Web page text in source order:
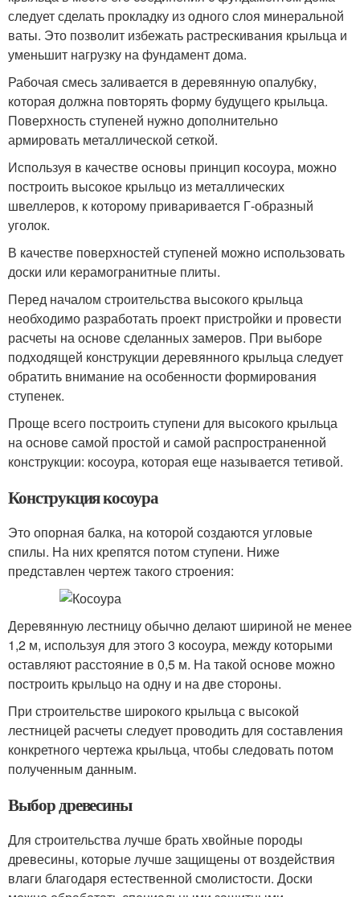
следует сделать прокладку из одного слоя минеральной
ваты. Это позволит избежать растрескивания крыльца и
уменьшит нагрузку на фундамент дома.
Рабочая смесь заливается в деревянную опалубку,
которая должна повторять форму будущего крыльца.
Поверхность ступеней нужно дополнительно
армировать металлической сеткой.
Используя в качестве основы принцип косоура, можно
построить высокое крыльцо из металлических
швеллеров, к которому приваривается Г-образный
уголок.
В качестве поверхностей ступеней можно использовать
доски или керамогранитные плиты.
Перед началом строительства высокого крыльца
необходимо разработать проект пристройки и провести
расчеты на основе сделанных замеров. При выборе
подходящей конструкции деревянного крыльца следует
обратить внимание на особенности формирования
ступенек.
Проще всего построить ступени для высокого крыльца
на основе самой простой и самой распространенной
конструкции: косоура, которая еще называется тетивой.
Конструкция косоура
Это опорная балка, на которой создаются угловые
спилы. На них крепятся потом ступени. Ниже
представлен чертеж такого строения:
Деревянную лестницу обычно делают шириной не менее
1,2 м, используя для этого 3 косоура, между которыми
оставляют расстояние в 0,5 м. На такой основе можно
построить крыльцо на одну и на две стороны.
При строительстве широкого крыльца с высокой
лестницей расчеты следует проводить для составления
конкретного чертежа крыльца, чтобы следовать потом
полученным данным.
Выбор древесины
Для строительства лучше брать хвойные породы
древесины, которые лучше защищены от воздействия
влаги благодаря естественной смолистости. Доски